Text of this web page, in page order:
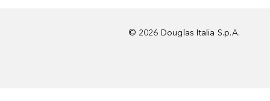
© 2026 Douglas Italia S.p.A.